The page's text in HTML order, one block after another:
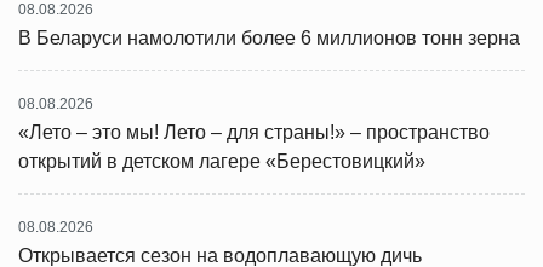
08.08.2026
В Беларуси намолотили более 6 миллионов тонн зерна
08.08.2026
«Лето – это мы! Лето – для страны!» – пространство
открытий в детском лагере «Берестовицкий»
08.08.2026
Открывается сезон на водоплавающую дичь